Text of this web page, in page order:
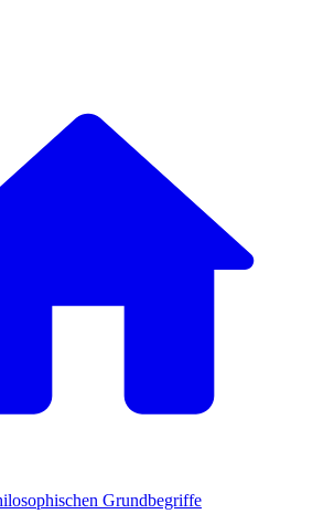
Grundbegriffe